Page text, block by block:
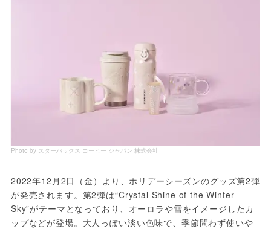
Photo by スターバックス コーヒー ジャパン 株式会社
2022年12月2日（金）より、ホリデーシーズンのグッズ第2弾
が発売されます。第2弾は“Crystal Shine of the Winter
Sky”がテーマとなっており、オーロラや雪をイメージしたカ
ップなどが登場。大人っぽい淡い色味で、季節問わず使いや